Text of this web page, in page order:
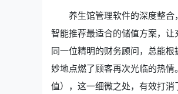
养生馆管理软件的深度整
智能推荐最适合的储值方案，
同一位精明的财务顾问，总能
妙地点燃了顾客再次光临的热
值），这一细微之处，有效打